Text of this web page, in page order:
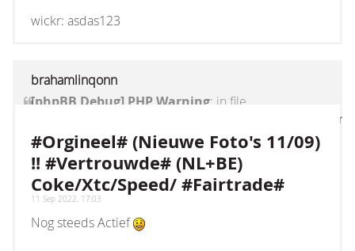
wickr: asdas123
brahamlinqonn
[phpBB Debug] PHP Warning: in file
[ROOT]/vendor/twig/twig/lib/Twig/Extension/
on line1236:count(): Parameter must be an
array or an object that implements Countable
#Orgineel# (Nieuwe Foto's 11/09)
!! #Vertrouwde# (NL+BE)
Coke/Xtc/Speed/ #Fairtrade#
11 Sep 2022, 17:03
Nog steeds Actief